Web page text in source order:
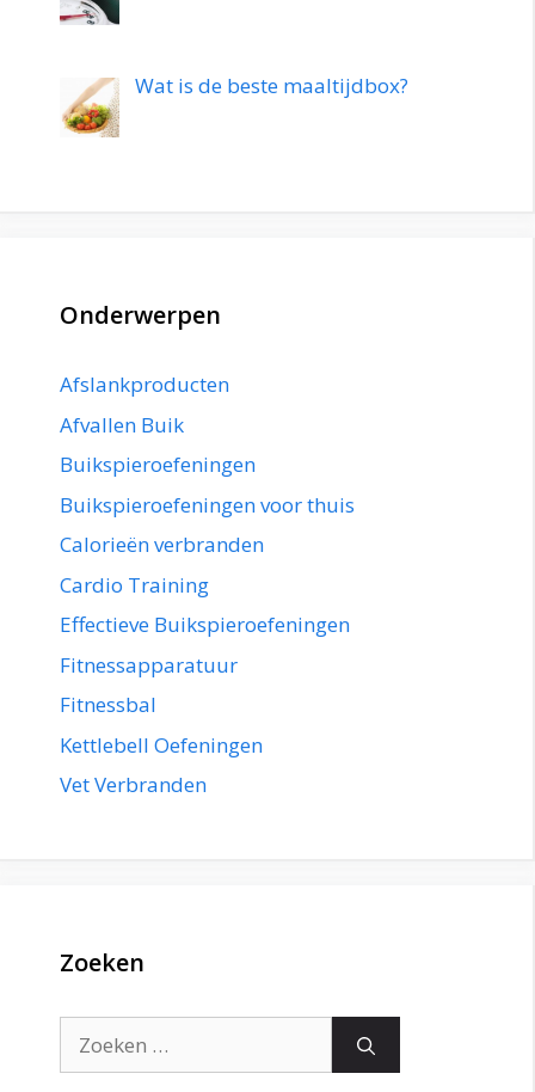
Wat is de beste maaltijdbox?
Onderwerpen
Afslankproducten
Afvallen Buik
Buikspieroefeningen
Buikspieroefeningen voor thuis
Calorieën verbranden
Cardio Training
Effectieve Buikspieroefeningen
Fitnessapparatuur
Fitnessbal
Kettlebell Oefeningen
Vet Verbranden
Zoeken
naar: